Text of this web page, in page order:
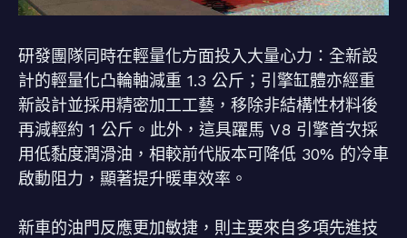
研發團隊同時在輕量化方面投入大量心力：全新設
計的輕量化凸輪軸減重 1.3 公斤；引擎缸體亦經重
新設計並採用精密加工工藝，移除非結構性材料後
再減輕約 1 公斤。此外，這具躍馬 V8 引擎首次採
用低黏度潤滑油，相較前代版本可降低 30% 的冷車
啟動阻力，顯著提升暖車效率。
新車的油門反應更加敏捷，則主要來自多項先進技